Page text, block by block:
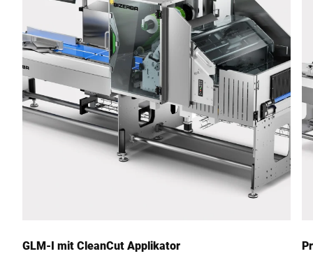
PLZ *
Stadt *
GLM-I mit CleanCut Applikator